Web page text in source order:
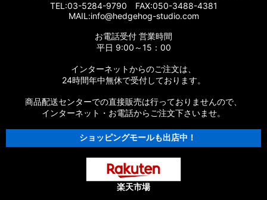
TEL:03-5284-9790 FAX:050-3488-4381
MAIL:info@hedgehog-studio.com
お電話受付 営業時間
平日 9:00～15：00
インターネットからのご注文は、
24時間年中無休で受付しております。
商品配送センターでの直接販売は行っておりませんので、
インターネット・お電話からご注文下さいませ。
ショッピングモールも出店中！
楽天市場